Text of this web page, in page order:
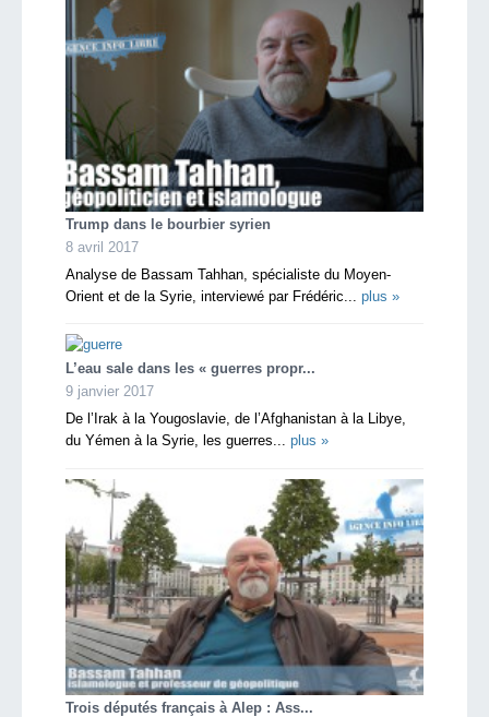
Trump dans le bourbier syrien
8 avril 2017
Analyse de Bassam Tahhan, spécialiste du Moyen-
Orient et de la Syrie, interviewé par Frédéric... plus »
L’eau sale dans les « guerres propr...
9 janvier 2017
De l’Irak à la Yougoslavie, de l’Afghanistan à la Libye,
du Yémen à la Syrie, les guerres... plus »
Trois députés français à Alep : Ass...